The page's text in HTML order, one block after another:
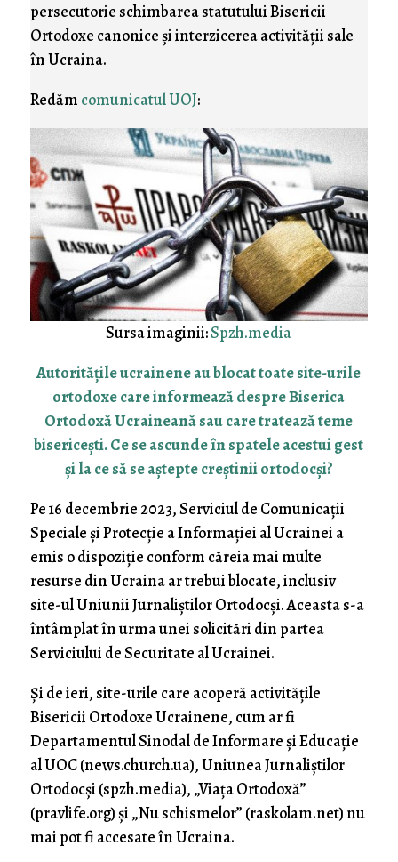
persecutorie schimbarea statutului Bisericii
Ortodoxe canonice şi interzicerea activităţii sale
în Ucraina.
Redăm comunicatul UOJ:
Sursa imaginii:Spzh.media
Autoritățile ucrainene au blocat toate site-urile
ortodoxe care informează despre Biserica
Ortodoxă Ucraineană sau care tratează teme
bisericești. Ce se ascunde în spatele acestui gest
și la ce să se aștepte creștinii ortodocși?
Pe 16 decembrie 2023, Serviciul de Comunicații
Speciale și Protecție a Informației al Ucrainei a
emis o dispoziție conform căreia mai multe
resurse din Ucraina ar trebui blocate, inclusiv
site-ul Uniunii Jurnaliștilor Ortodocși. Aceasta s-a
întâmplat în urma unei solicitări din partea
Serviciului de Securitate al Ucrainei.
Și de ieri, site-urile care acoperă activitățile
Bisericii Ortodoxe Ucrainene, cum ar fi
Departamentul Sinodal de Informare și Educație
al UOC (news.church.ua), Uniunea Jurnaliștilor
Ortodocși (spzh.media), „Viața Ortodoxă”
(pravlife.org) și „Nu schismelor” (raskolam.net) nu
mai pot fi accesate în Ucraina.